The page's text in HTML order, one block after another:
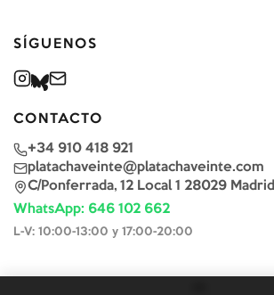
SÍGUENOS
CONTACTO
+34 910 418 921
platachaveinte@platachaveinte.com
C/Ponferrada, 12 Local 1 28029 Madrid
WhatsApp: 646 102 662
L-V: 10:00-13:00 y 17:00-20:00